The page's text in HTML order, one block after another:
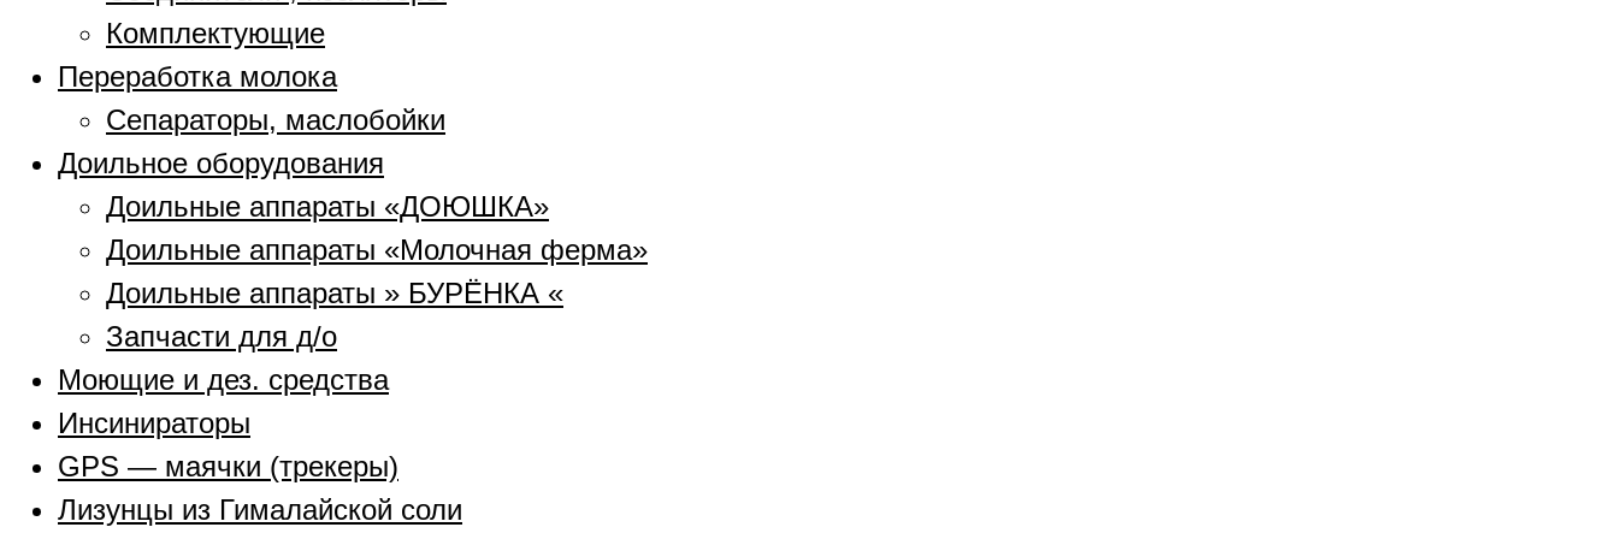
Комплектующие
Переработка молока
Сепараторы, маслобойки
Доильное оборудования
Доильные аппараты «ДОЮШКА»
Доильные аппараты «Молочная ферма»
Доильные аппараты » БУРЁНКА «
Запчасти для д/о
Моющие и дез. средства
Инсинираторы
GPS — маячки (трекеры)
Лизунцы из Гималайской соли